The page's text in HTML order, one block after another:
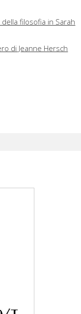
filosofia in Sarah
di Jeanne Hersch